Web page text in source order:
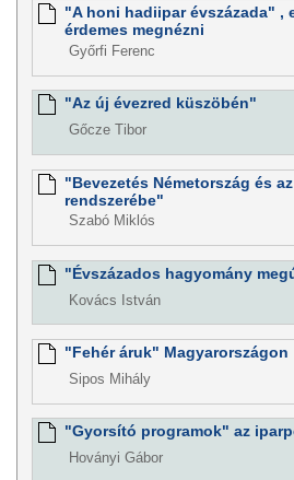
"A honi hadiipar évszázada" ,
érdemes megnézni
Győrfi Ferenc
"Az új évezred küszöbén"
Gőcze Tibor
"Bevezetés Németország és
rendszerébe"
Szabó Miklós
"Évszázados hagyomány
Kovács István
"Fehér áruk" Magyarországon
Sipos Mihály
"Gyorsító programok" az
Hoványi Gábor